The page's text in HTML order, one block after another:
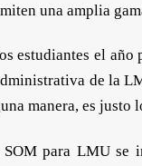
una amplia
estudiantes el
de la
manera, es justo
para LMU